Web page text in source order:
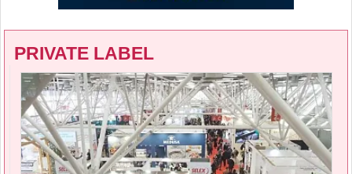
PRIVATE LABEL